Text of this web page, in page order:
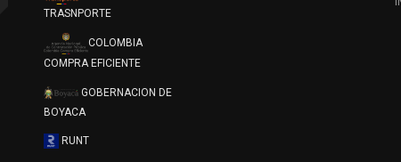
TRASNPORTE
COLOMBIA
COMPRA EFICIENTE
GOBERNACION DE
BOYACA
RUNT